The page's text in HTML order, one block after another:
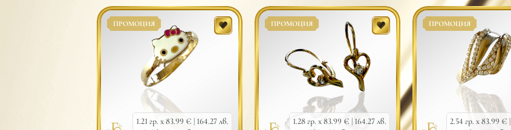
ПРОМОЦИЯ
1.21 гр. x 83.99 € | 164.27 лв.
ПРОМОЦИЯ
1.28 гр. x 83.99 € | 164.27 лв.
ПРОМОЦИЯ
2.54 гр. x 83.99 € |